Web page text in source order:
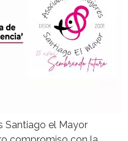
Santiago el Mayor